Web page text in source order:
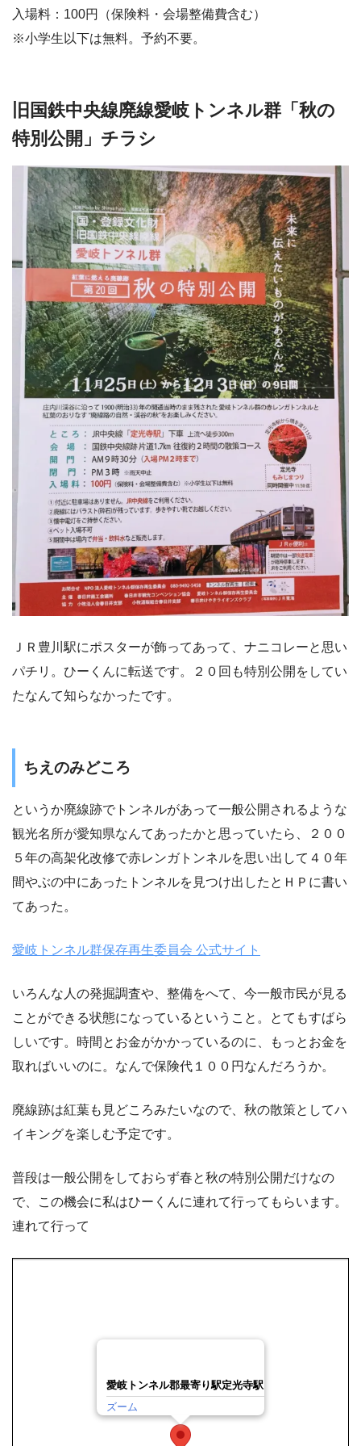
入場料：100円（保険料・会場整備費含む）
※小学生以下は無料。予約不要。
旧国鉄中央線廃線愛岐トンネル群「秋の
特別公開」チラシ
ＪＲ豊川駅にポスターが飾ってあって、ナニコレーと思い
パチリ。ひーくんに転送です。２０回も特別公開をしてい
たなんて知らなかったです。
ちえのみどころ
というか廃線跡でトンネルがあって一般公開されるような
観光名所が愛知県なんてあったかと思っていたら、２００
５年の高架化改修で赤レンガトンネルを思い出して４０年
間やぶの中にあったトンネルを見つけ出したとＨＰに書い
てあった。
愛岐トンネル群保存再生委員会 公式サイト
いろんな人の発掘調査や、整備をへて、今一般市民が見る
ことができる状態になっているということ。とてもすばら
しいです。時間とお金がかかっているのに、もっとお金を
取ればいいのに。なんで保険代１００円なんだろうか。
廃線跡は紅葉も見どころみたいなので、秋の散策としてハ
イキングを楽しむ予定です。
普段は一般公開をしておらず春と秋の特別公開だけなの
で、この機会に私はひーくんに連れて行ってもらいます。
連れて行って
愛岐トンネル郡最寄り駅定光寺駅
ズーム